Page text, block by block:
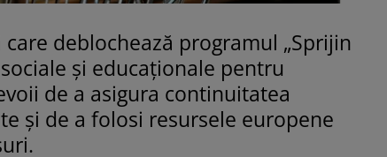
deblochează programul „Sprijin
și educaționale pentru
de a asigura continuitatea
și de a folosi resursele europene